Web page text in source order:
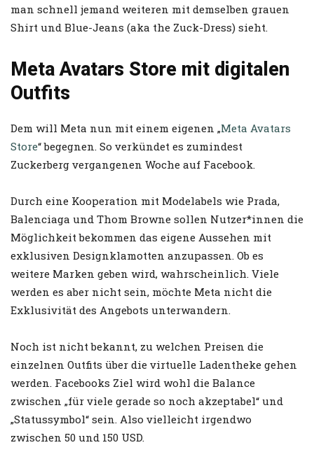
man schnell jemand weiteren mit demselben grauen
Shirt und Blue-Jeans (aka the Zuck-Dress) sieht.
Meta Avatars Store mit digitalen
Outfits
Dem will Meta nun mit einem eigenen „Meta Avatars
Store“ begegnen. So verkündet es zumindest
Zuckerberg vergangenen Woche auf Facebook.
Durch eine Kooperation mit Modelabels wie Prada,
Balenciaga und Thom Browne sollen Nutzer*innen die
Möglichkeit bekommen das eigene Aussehen mit
exklusiven Designklamotten anzupassen. Ob es
weitere Marken geben wird, wahrscheinlich. Viele
werden es aber nicht sein, möchte Meta nicht die
Exklusivität des Angebots unterwandern.
Noch ist nicht bekannt, zu welchen Preisen die
einzelnen Outfits über die virtuelle Ladentheke gehen
werden. Facebooks Ziel wird wohl die Balance
zwischen „für viele gerade so noch akzeptabel“ und
„Statussymbol“ sein. Also vielleicht irgendwo
zwischen 50 und 150 USD.